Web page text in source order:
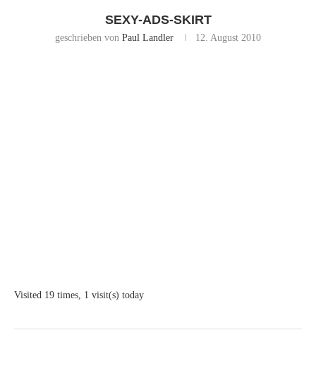
SEXY-ADS-SKIRT
geschrieben von Paul Landler 12. August 2010
Visited 19 times, 1 visit(s) today